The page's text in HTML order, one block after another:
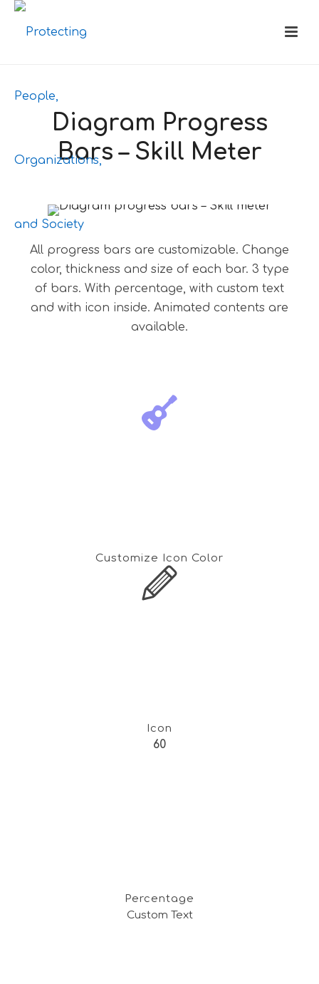
Diagram Progress
Bars – Skill Meter
All progress bars are customizable. Change
color, thickness and size of each bar. 3 type
of bars. With percentage, with custom text
and with icon inside. Animated contents are
available.
Customize Icon Color
Icon
60
Percentage
Custom Text